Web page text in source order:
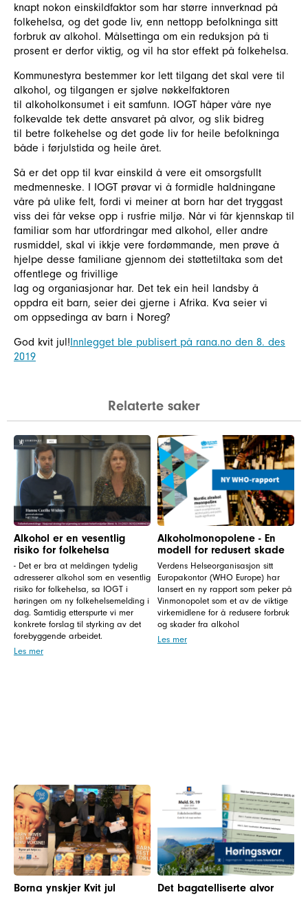
knapt nokon einskildfaktor som har større innverknad på
folkehelsa, og det gode liv, enn nettopp befolkninga sitt
forbruk av alkohol. Målsettinga om ein reduksjon på ti
prosent er derfor viktig, og vil ha stor effekt på folkehelsa.
Kommunestyra bestemmer kor lett tilgang det skal vere til
alkohol, og tilgangen er sjølve nøkkelfaktoren
til alkoholkonsumet i eit samfunn. IOGT håper våre nye
folkevalde tek dette ansvaret på alvor, og slik bidreg
til betre folkehelse og det gode liv for heile befolkninga
både i førjulstida og heile året.
Så er det opp til kvar einskild å vere eit omsorgsfullt
medmenneske. I IOGT prøvar vi å formidle haldningane
våre på ulike felt, fordi vi meiner at born har det tryggast
viss dei får vekse opp i rusfrie miljø. Når vi får kjennskap til
familiar som har utfordringar med alkohol, eller andre
rusmiddel, skal vi ikkje vere fordømmande, men prøve å
hjelpe desse familiane gjennom dei støttetiltaka som det
offentlege og frivillige
lag og organiasjonar har. Det tek ein heil landsby å
oppdra eit barn, seier dei gjerne i Afrika. Kva seier vi
om oppsedinga av barn i Noreg?
God kvit jul!Innlegget ble publisert på rana.no den 8. des
2019
Relaterte saker
Alkohol er en vesentlig
risiko for folkehelsa
- Det er bra at meldingen tydelig
adresserer alkohol som en vesentlig
risiko for folkehelsa, sa IOGT i
høringen om ny folkehelsemelding i
dag. Samtidig etterspurte vi mer
konkrete forslag til styrking av det
forebyggende arbeidet.
Les mer
Alkoholmonopolene - En
modell for redusert skade
Verdens Helseorganisasjon sitt
Europakontor (WHO Europe) har
lansert en ny rapport som peker på
Vinmonopolet som et av de viktige
virkemidlene for å redusere forbruk
og skader fra alkohol
Les mer
Borna ynskjer Kvit jul Det bagatelliserte alvor